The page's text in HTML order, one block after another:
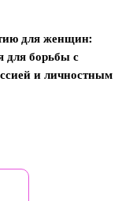
для женщин:
для борьбы с
и личностным